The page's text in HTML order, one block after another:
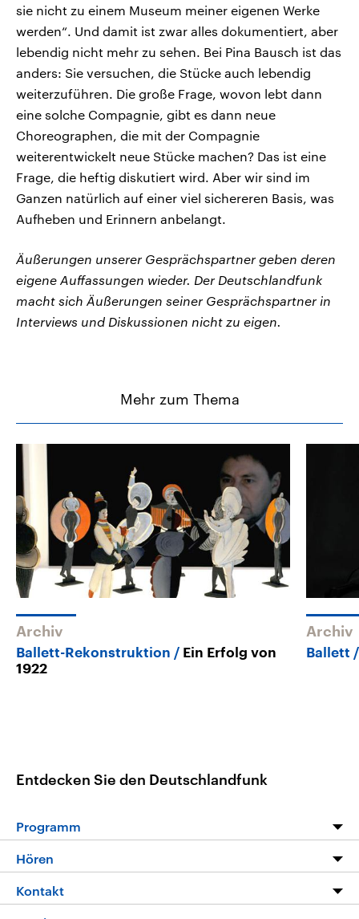
sie nicht zu einem Museum meiner eigenen Werke
werden“. Und damit ist zwar alles dokumentiert, aber
lebendig nicht mehr zu sehen. Bei Pina Bausch ist das
anders: Sie versuchen, die Stücke auch lebendig
weiterzuführen. Die große Frage, wovon lebt dann
eine solche Compagnie, gibt es dann neue
Choreographen, die mit der Compagnie
weiterentwickelt neue Stücke machen? Das ist eine
Frage, die heftig diskutiert wird. Aber wir sind im
Ganzen natürlich auf einer viel sichereren Basis, was
Aufheben und Erinnern anbelangt.
Äußerungen unserer Gesprächspartner geben deren
eigene Auffassungen wieder. Der Deutschlandfunk
macht sich Äußerungen seiner Gesprächspartner in
Interviews und Diskussionen nicht zu eigen.
Mehr zum Thema
Archiv
Ballett-Rekonstruktion
Ein Erfolg von
1922
Archiv
Ballett
Entdecken Sie den Deutschlandfunk
Programm
Die Nachrichten
Hören
Livestream
Kontakt